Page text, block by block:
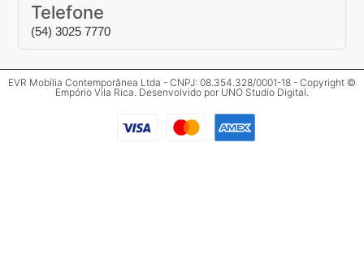
Telefone
(54) 3025 7770
EVR Mobília Contemporânea Ltda - CNPJ: 08.354.328/0001-18 - Copyright ©
Empório Vila Rica. Desenvolvido por UNO Studio Digital.